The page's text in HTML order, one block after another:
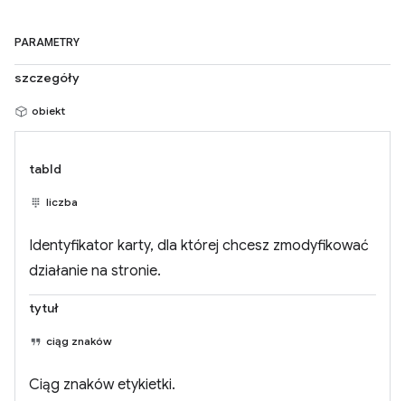
PARAMETRY
szczegóły
obiekt
tabId
liczba
Identyfikator karty, dla której chcesz zmodyfikować
działanie na stronie.
tytuł
ciąg znaków
Ciąg znaków etykietki.